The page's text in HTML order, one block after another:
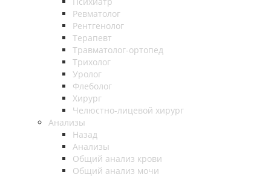
Ревматолог
Рентгенолог
Терапевт
Травматолог-ортопед
Трихолог
Уролог
Флеболог
Хирург
Челюстно-лицевой хирург
Анализы
Назад
Анализы
Общий анализ крови
Общий анализ мочи